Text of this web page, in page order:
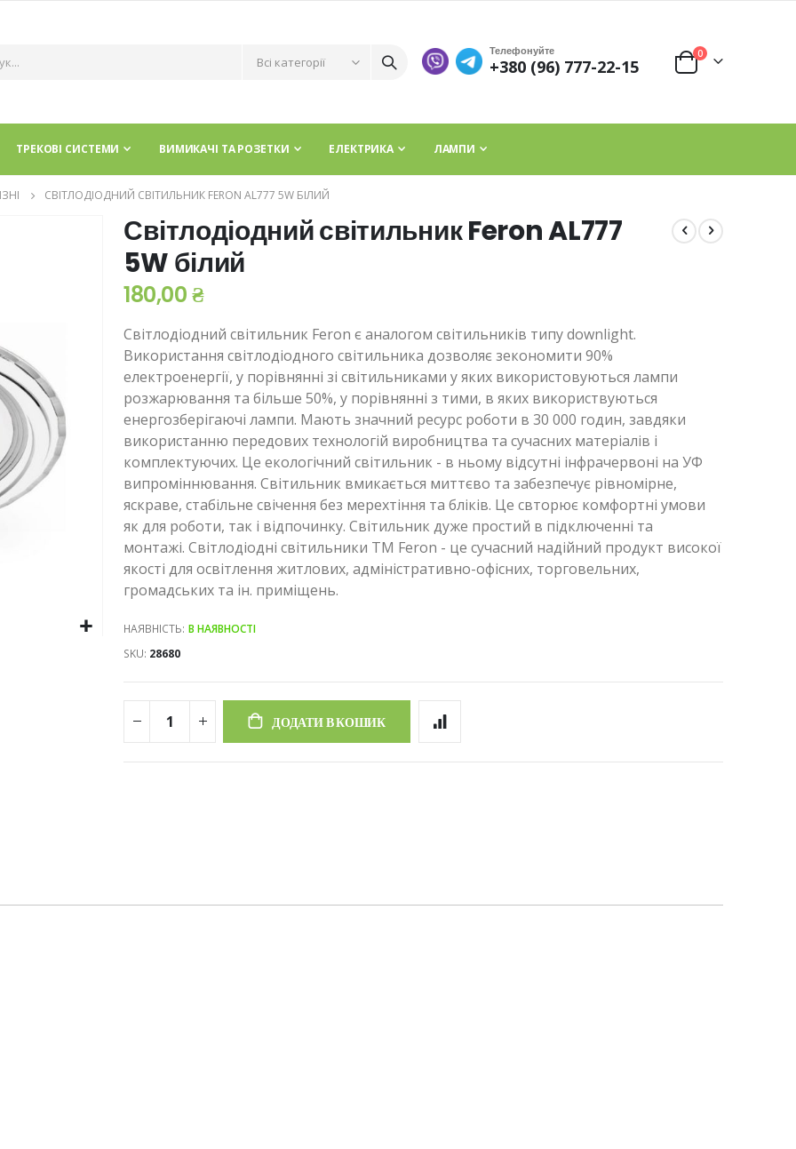
Телефонуйте
+380 (96) 777-22-15 Cart
0елементи
ТРЕКОВІ СИСТЕМИ ВИМИКАЧІ ТА РОЗЕТКИ ЕЛЕКТРИКА ЛАМПИ
СВІТЛОДІОДНИЙ СВІТИЛЬНИК FERON AL777 5W БІЛИЙ
Світлодіодний світильник Feron AL777
5W білий
180,00 ₴
Світлодіодний світильник Feron є аналогом світильників типу downlight.
Використання світлодіодного світильника дозволяє зекономити 90%
електроенергії, у порівнянні зі світильниками у яких використовуються лампи
розжарювання та більше 50%, у порівнянні з тими, в яких використвуються
енергозберігаючі лампи. Мають значний ресурс роботи в 30 000 годин, завдяки
використанню передових технологій виробництва та сучасних матеріалів і
комплектуючих. Це екологічний світильник - в ньому відсутні інфрачервоні на УФ
випроміннювання. Світильник вмикається миттєво та забезпечує рівномірне,
яскраве, стабільне свічення без мерехтіння та бліків. Це свторює комфортні умови
як для роботи, так і відпочинку. Світильник дуже простий в підключенні та
монтажі. Світлодіодні світильники TM Feron - це сучасний надійний продукт високої
якості для освітлення житлових, адміністративно-офісних, торговельних,
громадських та ін. приміщень.
НАЯВНІСТЬ: В НАЯВНОСТІ
SKU 28680
ДОДАТИ В КОШИК